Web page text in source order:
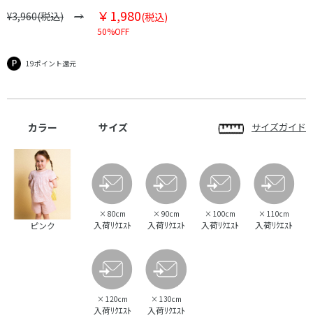
¥3,960(税込) ￥1,980(税込)
50%OFF
19ポイント還元
カラー サイズ サイズガイド
ピンク
× 80cm
入荷ﾘｸｴｽﾄ
× 90cm
入荷ﾘｸｴｽﾄ
× 100cm
入荷ﾘｸｴｽﾄ
× 110cm
入荷ﾘｸｴｽﾄ
× 120cm
入荷ﾘｸｴｽﾄ
× 130cm
入荷ﾘｸｴｽﾄ